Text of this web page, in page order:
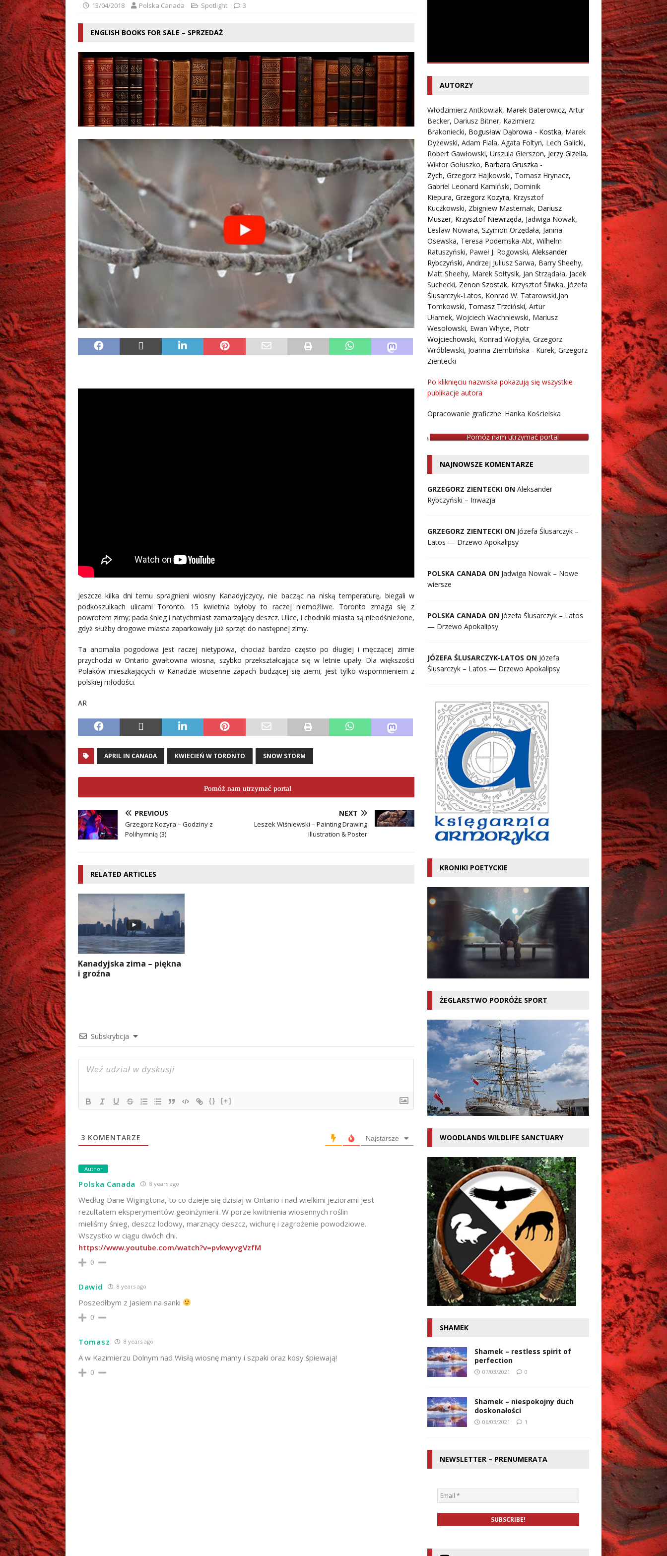
[ 02/08/2026 ]
Mariusz Wesołowski – Ciche i samotne krajobrazy
15/04/2018 Polska Canada Spotlight 3
ENGLISH BOOKS FOR SALE – SPRZEDAŻ
Jeszcze kilka dni temu spragnieni wiosny Kanadyjczycy, nie bacząc na niską temperaturę, biegali w
podkoszulkach ulicami Toronto. 15 kwietnia byłoby to raczej niemożliwe. Toronto zmaga się z
powrotem zimy; pada śnieg i natychmiast zamarzający deszcz. Ulice, i chodniki miasta są nieodśnieżone,
gdyż służby drogowe miasta zaparkowały już sprzęt do następnej zimy.
Ta anomalia pogodowa jest raczej nietypowa, chociaż bardzo często po długiej i męczącej zimie
przychodzi w Ontario gwałtowna wiosna, szybko przekształcająca się w letnie upały. Dla większości
Polaków mieszkających w Kanadzie wiosenne zapach budzącej się ziemi, jest tylko wspomnieniem z
polskiej młodości.
AR
APRIL IN CANADA KWIECIEŃ W TORONTO SNOW STORM
Pomóż nam utrzymać portal
PREVIOUS
Grzegorz Kozyra – Godziny z
Polihymnią (3)
NEXT
Leszek Wiśniewski – Painting Drawing
Illustration & Poster
RELATED ARTICLES
Kanadyjska zima – piękna
i groźna
Subskrybcja
{} [+]
3 KOMENTARZE Najstarsze
Author
Polska Canada 8 years ago
Według Dane Wigingtona, to co dzieje się dzisiaj w Ontario i nad wielkimi jeziorami jest
rezultatem eksperymentów geoinżynierii. W porze kwitnienia wiosennych roślin
mieliśmy śnieg, deszcz lodowy, marznący deszcz, wichurę i zagrożenie powodziowe.
Wszystko w ciągu dwóch dni.
https://www.youtube.com/watch?v=pvkwyvgVzfM
0
Dawid 8 years ago
Poszedłbym z Jasiem na sanki
0
Tomasz 8 years ago
A w Kazimierzu Dolnym nad Wisłą wiosnę mamy i szpaki oraz kosy śpiewają!
0
AUTORZY
Włodzimierz Antkowiak, Marek Baterowicz, Artur
Becker, Dariusz Bitner, Kazimierz
Brakoniecki, Bogusław Dąbrowa - Kostka, Marek
Dyżewski, Adam Fiala, Agata Foltyn, Lech Galicki,
Robert Gawłowski, Urszula Gierszon, Jerzy Gizella,
Wiktor Gołuszko, Barbara Gruszka -
Zych, Grzegorz Hajkowski, Tomasz Hrynacz,
Gabriel Leonard Kamiński, Dominik
Kiepura, Grzegorz Kozyra, Krzysztof
Kuczkowski, Zbigniew Masternak, Dariusz
Muszer, Krzysztof Niewrzęda, Jadwiga Nowak,
Lesław Nowara, Szymon Orzędała, Janina
Osewska, Teresa Podemska-Abt, Wilhelm
Ratuszyński, Paweł J. Rogowski, Aleksander
Rybczyński, Andrzej Juliusz Sarwa, Barry Sheehy,
Matt Sheehy, Marek Sołtysik, Jan Strządała, Jacek
Suchecki, Zenon Szostak, Krzysztof Śliwka, Józefa
Ślusarczyk-Latos, Konrad W. Tatarowski,Jan
Tomkowski, Tomasz Trzciński, Artur
Ułamek, Wojciech Wachniewski, Mariusz
Wesołowski, Ewan Whyte, Piotr
Wojciechowski, Konrad Wojtyła, Grzegorz
Wróblewski, Joanna Ziembińska - Kurek, Grzegorz
Zientecki
Po kliknięciu nazwiska pokazują się wszystkie
publikacje autora
Opracowanie graficzne: Hanka Kościelska
Pomóż nam utrzymać portal
NAJNOWSZE KOMENTARZE
GRZEGORZ ZIENTECKI ON Aleksander
Rybczyński – Inwazja
GRZEGORZ ZIENTECKI ON Józefa Ślusarczyk –
Latos — Drzewo Apokalipsy
POLSKA CANADA ON Jadwiga Nowak – Nowe
wiersze
POLSKA CANADA ON Józefa Ślusarczyk – Latos
— Drzewo Apokalipsy
JÓZEFA ŚLUSARCZYK-LATOS ON Józefa
Ślusarczyk – Latos — Drzewo Apokalipsy
KRONIKI POETYCKIE
ŻEGLARSTWO PODRÓŻE SPORT
WOODLANDS WILDLIFE SANCTUARY
SHAMEK
Shamek – restless spirit of
perfection
07/03/2021 0
Shamek – niespokojny duch
doskonałości
06/03/2021 1
NEWSLETTER – PRENUMERATA